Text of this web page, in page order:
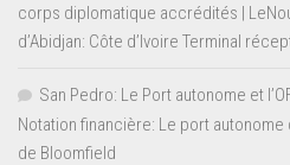
corps diplomatique accrédités |
d’Abidjan: Côte d’Ivoire Terminal
San Pedro: Le Port autonome et
Notation financière: Le port
de Bloomfield